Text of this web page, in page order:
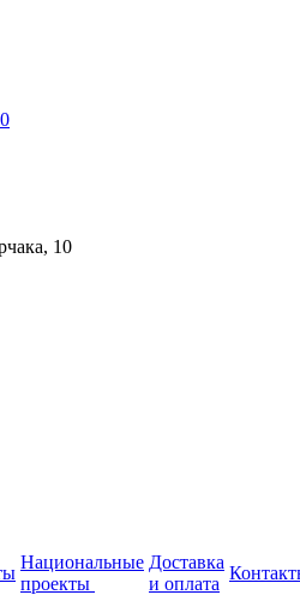
0
10
Национальные
проекты
Доставка
и оплата